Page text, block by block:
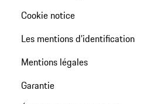
Cookie notice
Les mentions d’identification
Mentions légales
Garantie